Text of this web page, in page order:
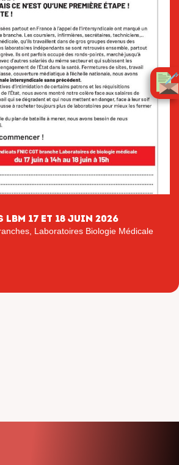
LBM 17 ET 18 JUIN 2026
Laboratoires Biologie Médicale